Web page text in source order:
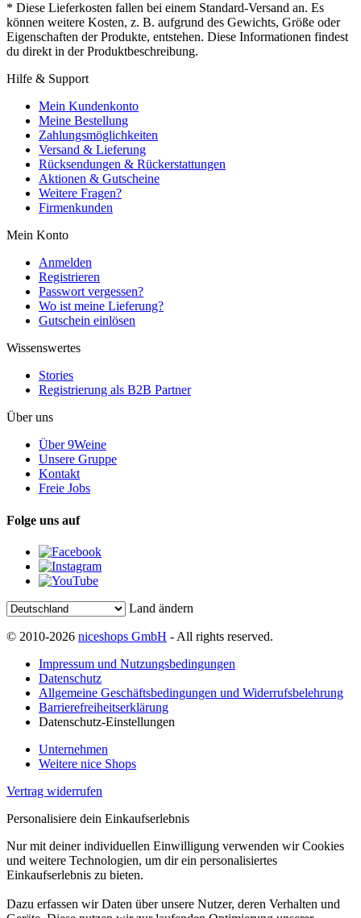
* Diese Lieferkosten fallen bei einem Standard-Versand an. Es
können weitere Kosten, z. B. aufgrund des Gewichts, Größe oder
Eigenschaften der Produkte, entstehen. Diese Informationen findest
du direkt in der Produktbeschreibung.
Hilfe & Support
Mein Kundenkonto
Meine Bestellung
Zahlungsmöglichkeiten
Versand & Lieferung
Rücksendungen & Rückerstattungen
Aktionen & Gutscheine
Weitere Fragen?
Firmenkunden
Mein Konto
Anmelden
Registrieren
Passwort vergessen?
Wo ist meine Lieferung?
Gutschein einlösen
Wissenswertes
Stories
Registrierung als B2B Partner
Über uns
Über 9Weine
Unsere Gruppe
Kontakt
Freie Jobs
Folge uns auf
Land ändern
© 2010-2026 niceshops GmbH - All rights reserved.
Impressum und Nutzungsbedingungen
Datenschutz
Allgemeine Geschäftsbedingungen und Widerrufsbelehrung
Barrierefreiheitserklärung
Datenschutz-Einstellungen
Unternehmen
Weitere nice Shops
Vertrag widerrufen
Personalisiere dein Einkaufserlebnis
Nur mit deiner individuellen Einwilligung verwenden wir Cookies
und weitere Technologien, um dir ein personalisiertes
Einkaufserlebnis zu bieten.
Dazu erfassen wir Daten über unsere Nutzer, deren Verhalten und